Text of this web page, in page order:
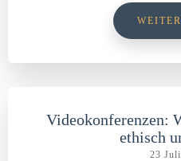
Videokonferenzen:
ethisch
23